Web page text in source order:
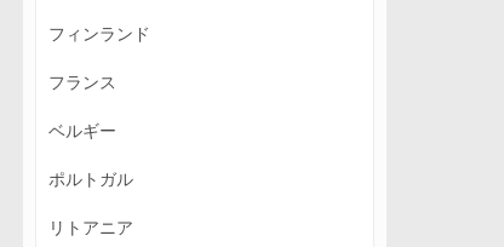
フィンランド
フランス
ベルギー
ポルトガル
リトアニア